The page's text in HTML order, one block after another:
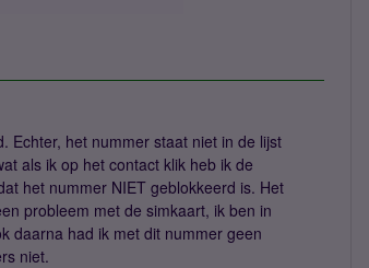
Echter, het nummer staat niet in de lijst
als ik op het contact klik heb ik de
het nummer NIET geblokkeerd is. Het
probleem met de simkaart, ik ben in
daarna had ik met dit nummer geen
niet.